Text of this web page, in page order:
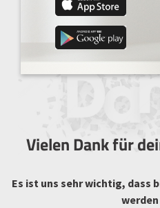
Vielen Dank für
Es ist uns sehr wichtig,